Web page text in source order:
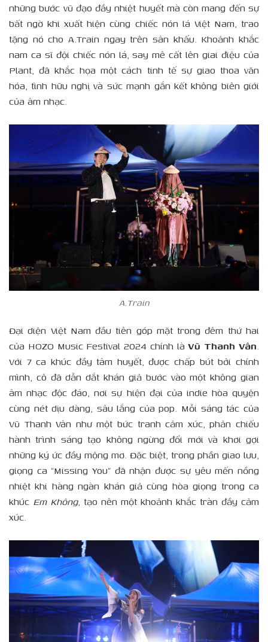
những bước vũ đạo đầy nhiệt huyết mà còn mang đến sự
bất ngờ khi xuất hiện cùng chiếc nón lá Việt Nam, trao
tặng nó cho A.Train ngay trên sân khấu. Khoảnh khắc
nam ca sĩ đội chiếc nón lá, say mê cất lên giai điệu của
Plant, đã khắc họa một cách tinh tế sự giao thoa văn
hóa, tình hữu nghị và sức mạnh gắn kết không biên giới
của âm nhạc.
A.Train
Đại diện Việt Nam đầu tiên góp mặt trong đêm thứ hai
của HOZO Music Festival 2024 chính làVũ Thanh Vân.
Với 7 ca khúc đầy tâm huyết, được chấp bút bởi chính
mình, cô đã dẫn dắt khán giả bước vào một không gian
âm nhạc độc đáo, nơi sự hiện đại của indie hòa quyện
cùng nét dịu dàng, sâu lắng của pop. Mỗi sáng tác của
Vũ Thanh Vân như một bức tranh cảm xúc, phản chiếu
hành trình sáng tạo không ngừng đổi mới và khơi gợi
những ký ức đầy mộng mơ. Đặc biệt, trong phần giao lưu,
giọng ca “Missing You” đã nhận được sự yêu mến nồng
nhiệt khi hàng ngàn khán giả cùng hòa giọng trong ca
khúc Em Không, tạo nên một khoảnh khắc tràn đầy cảm
xúc.